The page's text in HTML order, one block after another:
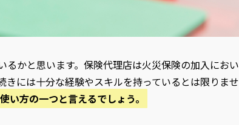
かと思います。保険代理店は火災保険の加入におい
には十分な経験やスキルを持っているとは限りませ
方の一つと言えるでしょう。